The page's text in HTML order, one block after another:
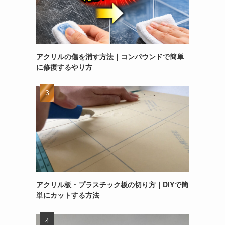
アクリルの傷を消す方法｜コンパウンドで簡単
に修復するやり方
アクリル板・プラスチック板の切り方｜DIYで簡
単にカットする方法